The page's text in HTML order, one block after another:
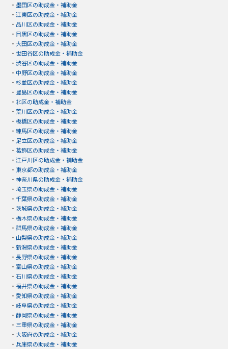
・ 墨田区の助成金・補助金
・ 江東区の助成金・補助金
・ 品川区の助成金・補助金
・ 目黒区の助成金・補助金
・ 大田区の助成金・補助金
・ 世田谷区の助成金・補助金
・ 渋谷区の助成金・補助金
・ 中野区の助成金・補助金
・ 杉並区の助成金・補助金
・ 豊島区の助成金・補助金
・ 北区の助成金・補助金
・ 荒川区の助成金・補助金
・ 板橋区の助成金・補助金
・ 練馬区の助成金・補助金
・ 足立区の助成金・補助金
・ 葛飾区の助成金・補助金
・ 江戸川区の助成金・補助金
・ 東京都の助成金・補助金
・ 神奈川県の助成金・補助金
・ 埼玉県の助成金・補助金
・ 千葉県の助成金・補助金
・ 茨城県の助成金・補助金
・ 栃木県の助成金・補助金
・ 群馬県の助成金・補助金
・ 山梨県の助成金・補助金
・ 新潟県の助成金・補助金
・ 長野県の助成金・補助金
・ 富山県の助成金・補助金
・ 石川県の助成金・補助金
・ 福井県の助成金・補助金
・ 愛知県の助成金・補助金
・ 岐阜県の助成金・補助金
・ 静岡県の助成金・補助金
・ 三重県の助成金・補助金
・ 大阪府の助成金・補助金
・ 兵庫県の助成金・補助金